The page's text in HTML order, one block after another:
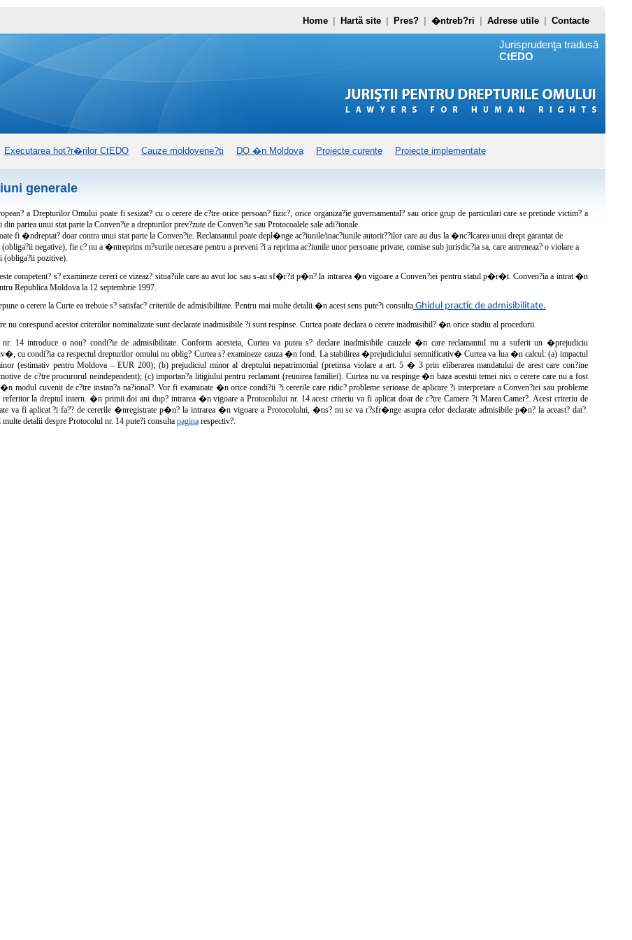
Home Hartă site Pres? �ntreb?ri Adrese utile Contacte
Jurisprudenţa tradusă
CtEDO
Executarea hot?r�rilor CtEDO Cauze moldovene?ti DO �n Moldova Proiecte curente Proiecte implementate
generale
a Drepturilor Omului poate fi sesizat? cu o cerere de c?tre orice persoan? fizic?, orice organiza?ie guvernamental? sau orice grup de particulari care se pretinde victim? a
partea unui stat parte la Conven?ie a drepturilor prev?zute de Conven?ie sau Protocoalele sale adi?ionale.
fi �ndreptat? doar contra unui stat parte la Conven?ie. Reclamantul poate depl�nge ac?iunile/inac?iunile autorit??ilor care au dus la �nc?lcarea unui drept garantat de
(obliga?ii negative), fie c? nu a �ntreprins m?surile necesare pentru a preveni ?i a reprima ac?iunile unor persoane private, comise sub jurisdic?ia sa, care antreneaz? o violare a
(obliga?ii pozitive).
competent? s? examineze cereri ce vizeaz? situa?iile care au avut loc sau s-au sf�r?it p�n? la intrarea �n vigoare a Conven?iei pentru statul p�r�t. Conven?ia a intrat �n
Republica Moldova la 12 septembrie 1997.
o cerere la Curte ea trebuie s? satisfac? criteriile de admisibilitate. Pentru mai multe detalii �n acest sens pute?i consultaGhidul practic de admisibilitate.
nu corespund acestor criteriilor nominalizate sunt declarate inadmisibile ?i sunt respinse. Curtea poate declara o cerere inadmisibil? �n orice stadiu al procedurii.
nr. 14 introduce o nou? condi?ie de admisibilitate. Conform acesteia, Curtea va putea s? declare inadmisibile cauzele �n care reclamantul nu a suferit un �prejudiciu
cu condi?ia ca respectul drepturilor omului nu oblig? Curtea s? examineze cauza �n fond. La stabilirea �prejudiciului semnificativ� Curtea va lua �n calcul: (a) impactul
(estimativ pentru Moldova – EUR 200); (b) prejudiciul minor al dreptului nepatrimonial (pretinsa violare a art. 5 � 3 prin eliberarea mandatului de arest care con?ine
de c?tre procurorul neindependent); (c) importan?a litigiului pentru reclamant (reunirea familiei). Curtea nu va respinge �n baza acestui temei nici o cerere care nu a fost
modul cuvenit de c?tre instan?a na?ional?. Vor fi examinate �n orice condi?ii ?i cererile care ridic? probleme serioase de aplicare ?i interpretare a Conven?iei sau probleme
referitor la dreptul intern. �n primii doi ani dup? intrarea �n vigoare a Protocolului nr. 14 acest criteriu va fi aplicat doar de c?tre Camere ?i Marea Camer?. Acest criteriu de
va fi aplicat ?i fa?? de cererile �nregistrate p�n? la intrarea �n vigoare a Protocolului, �ns? nu se va r?sfr�nge asupra celor declarate admisibile p�n? la aceast? dat?.
multe detalii despre Protocolul nr. 14 pute?i consulta paginarespectiv?.